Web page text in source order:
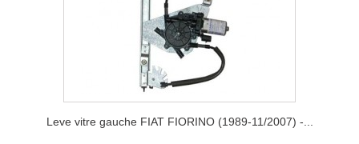
Leve vitre gauche FIAT FIORINO (1989-11/2007) -...